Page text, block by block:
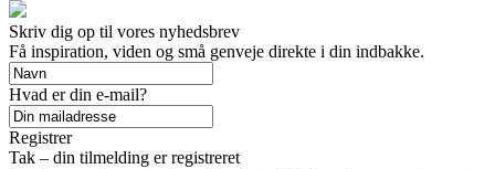
Skriv dig op til vores nyhedsbrev
Få inspiration, viden og små genveje direkte i din indbakke.
Hvad er din e-mail?
Registrer
Tak – din tilmelding er registreret